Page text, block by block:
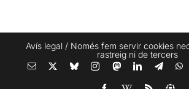
Avís legal / Només fem servir cookies
rastreig ni de tercers